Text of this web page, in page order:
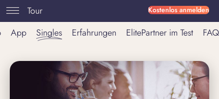
Kostenlos anmelden
Tour
App Singles Erfahrungen ElitePartner im Test FAQ